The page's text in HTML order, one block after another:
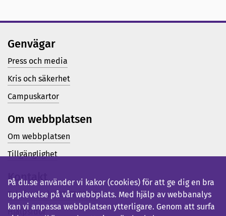
Genvägar
Press och media
Kris och säkerhet
Campuskartor
Om webbplatsen
Om webbplatsen
Tillgänglighet
Kontakt
Telefon (vx): 023-77 80 00
Hjälpsidor
På du.se använder vi kakor (cookies) för att ge dig en bra
upplevelse på vår webbplats. Med hjälp av webbanalys
kan vi anpassa webbplatsen ytterligare. Genom att surfa